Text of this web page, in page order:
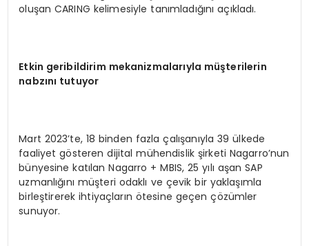
oluşan CARING kelimesiyle tanımladığını açıkladı.
Etkin geribildirim mekanizmalarıyla müşterilerin
nabzını tutuyor
Mart 2023’te, 18 binden fazla çalışanıyla 39 ülkede
faaliyet gösteren dijital mühendislik şirketi Nagarro’nun
bünyesine katılan Nagarro + MBIS, 25 yılı aşan SAP
uzmanlığını müşteri odaklı ve çevik bir yaklaşımla
birleştirerek ihtiyaçların ötesine geçen çözümler
sunuyor.